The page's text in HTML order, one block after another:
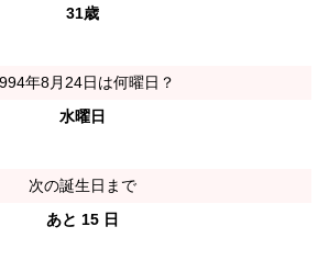
31歳
年8月24日は何曜日？
水曜日
次の誕生日まで
あと 15 日